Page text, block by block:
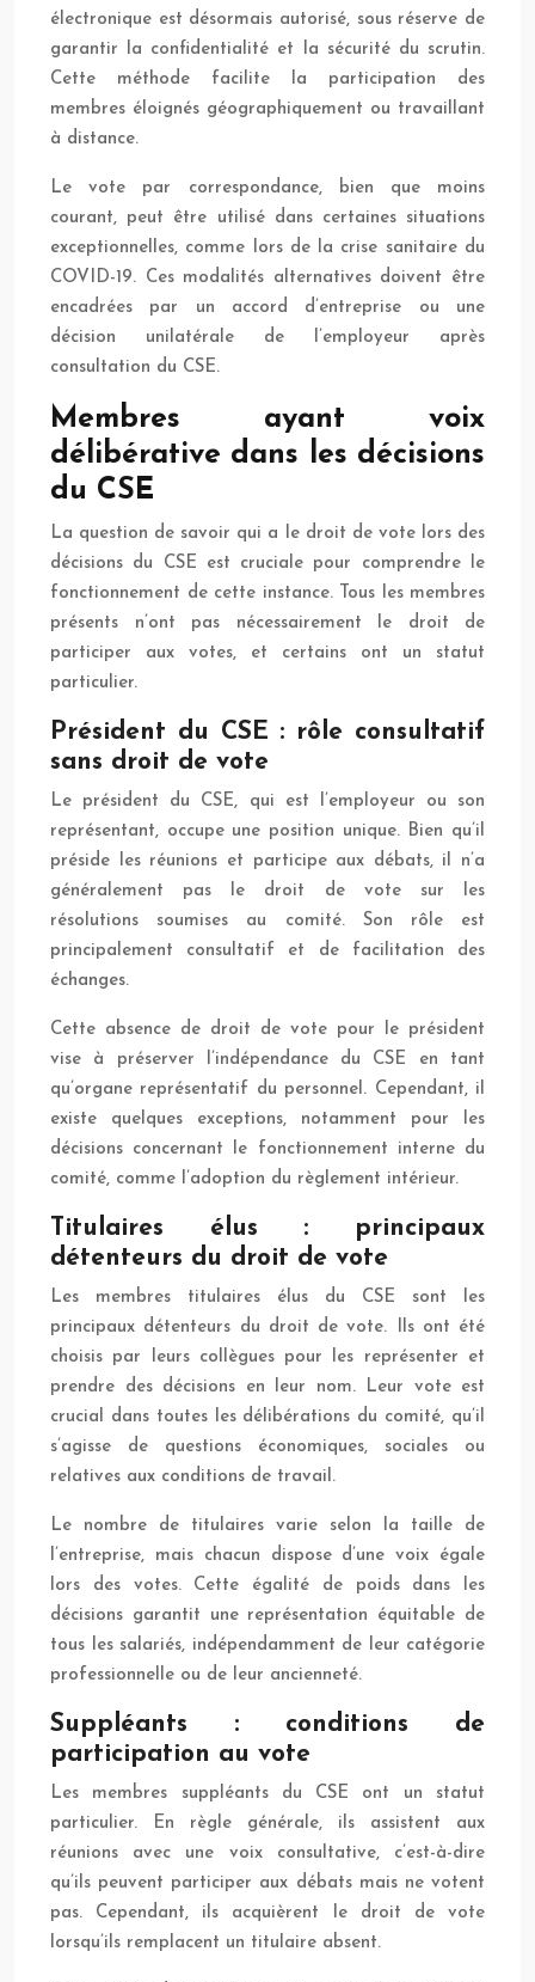
électronique est désormais autorisé, sous réserve de
garantir la confidentialité et la sécurité du scrutin.
Cette méthode facilite la participation des
membres éloignés géographiquement ou travaillant
à distance.
Le vote par correspondance, bien que moins
courant, peut être utilisé dans certaines situations
exceptionnelles, comme lors de la crise sanitaire du
COVID-19. Ces modalités alternatives doivent être
encadrées par un accord d’entreprise ou une
décision unilatérale de l’employeur après
consultation du CSE.
Membres ayant voix
délibérative dans les décisions
du CSE
La question de savoir qui a le droit de vote lors des
décisions du CSE est cruciale pour comprendre le
fonctionnement de cette instance. Tous les membres
présents n’ont pas nécessairement le droit de
participer aux votes, et certains ont un statut
particulier.
Président du CSE : rôle consultatif
sans droit de vote
Le président du CSE, qui est l’employeur ou son
représentant, occupe une position unique. Bien qu’il
préside les réunions et participe aux débats, il n’a
généralement pas le droit de vote sur les
résolutions soumises au comité. Son rôle est
principalement consultatif et de facilitation des
échanges.
Cette absence de droit de vote pour le président
vise à préserver l’indépendance du CSE en tant
qu’organe représentatif du personnel. Cependant, il
existe quelques exceptions, notamment pour les
décisions concernant le fonctionnement interne du
comité, comme l’adoption du règlement intérieur.
Titulaires élus : principaux
détenteurs du droit de vote
Les membres titulaires élus du CSE sont les
principaux détenteurs du droit de vote. Ils ont été
choisis par leurs collègues pour les représenter et
prendre des décisions en leur nom. Leur vote est
crucial dans toutes les délibérations du comité, qu’il
s’agisse de questions économiques, sociales ou
relatives aux conditions de travail.
Le nombre de titulaires varie selon la taille de
l’entreprise, mais chacun dispose d’une voix égale
lors des votes. Cette égalité de poids dans les
décisions garantit une représentation équitable de
tous les salariés, indépendamment de leur catégorie
professionnelle ou de leur ancienneté.
Suppléants : conditions de
participation au vote
Les membres suppléants du CSE ont un statut
particulier. En règle générale, ils assistent aux
réunions avec une voix consultative, c’est-à-dire
qu’ils peuvent participer aux débats mais ne votent
pas. Cependant, ils acquièrent le droit de vote
lorsqu’ils remplacent un titulaire absent.